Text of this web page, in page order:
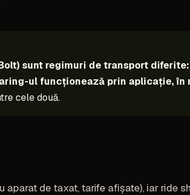
sunt regimuri de transport
ul funcționează prin aplicație, în
cele două.
aparat de taxat, tarife afișate), iar ride